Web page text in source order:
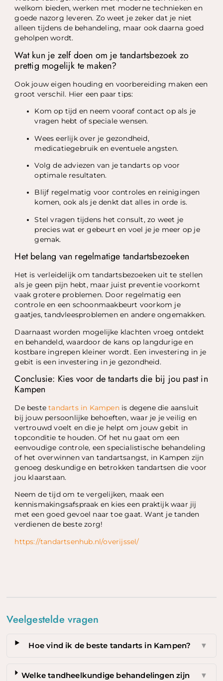
welkom bieden, werken met moderne technieken en
goede nazorg leveren. Zo weet je zeker dat je niet
alleen tijdens de behandeling, maar ook daarna goed
geholpen wordt.
Wat kun je zelf doen om je tandartsbezoek zo
prettig mogelijk te maken?
Ook jouw eigen houding en voorbereiding maken een
groot verschil. Hier een paar tips:
Kom op tijd en neem vooraf contact op als je
vragen hebt of speciale wensen.
Wees eerlijk over je gezondheid,
medicatiegebruik en eventuele angsten.
Volg de adviezen van je tandarts op voor
optimale resultaten.
Blijf regelmatig voor controles en reinigingen
komen, ook als je denkt dat alles in orde is.
Stel vragen tijdens het consult, zo weet je
precies wat er gebeurt en voel je je meer op je
gemak.
Het belang van regelmatige tandartsbezoeken
Het is verleidelijk om tandartsbezoeken uit te stellen
als je geen pijn hebt, maar juist preventie voorkomt
vaak grotere problemen. Door regelmatig een
controle en een schoonmaakbeurt voorkom je
gaatjes, tandvleesproblemen en andere ongemakken.
Daarnaast worden mogelijke klachten vroeg ontdekt
en behandeld, waardoor de kans op langdurige en
kostbare ingrepen kleiner wordt. Een investering in je
gebit is een investering in je gezondheid.
Conclusie: Kies voor de tandarts die bij jou past in
Kampen
De bestetandarts in Kampenis degene die aansluit
bij jouw persoonlijke behoeften, waar je je veilig en
vertrouwd voelt en die je helpt om jouw gebit in
topconditie te houden. Of het nu gaat om een
eenvoudige controle, een specialistische behandeling
of het overwinnen van tandartsangst, in Kampen zijn
genoeg deskundige en betrokken tandartsen die voor
jou klaarstaan.
Neem de tijd om te vergelijken, maak een
kennismakingsafspraak en kies een praktijk waar jij
met een goed gevoel naar toe gaat. Want je tanden
verdienen de beste zorg!
https://tandartsenhub.nl/overijssel/
Veelgestelde vragen
Hoe vind ik de beste tandarts in Kampen? ▼
Welke tandheelkundige behandelingen zijn
▼